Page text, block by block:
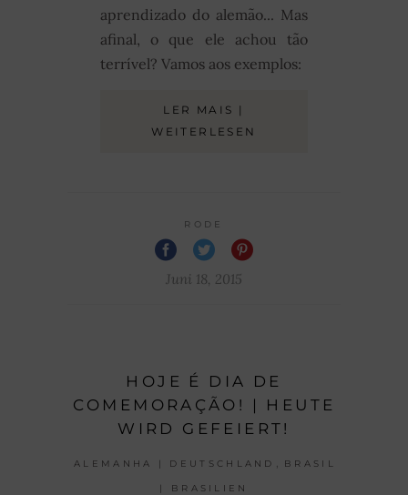
aprendizado do alemão... Mas
afinal, o que ele achou tão
terrível? Vamos aos exemplos:
LER MAIS |
WEITERLESEN
RODE
Juni 18, 2015
HOJE É DIA DE
COMEMORAÇÃO! | HEUTE
WIRD GEFEIERT!
ALEMANHA | DEUTSCHLAND BRASIL
| BRASILIEN